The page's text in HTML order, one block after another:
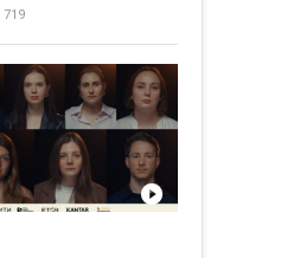
719